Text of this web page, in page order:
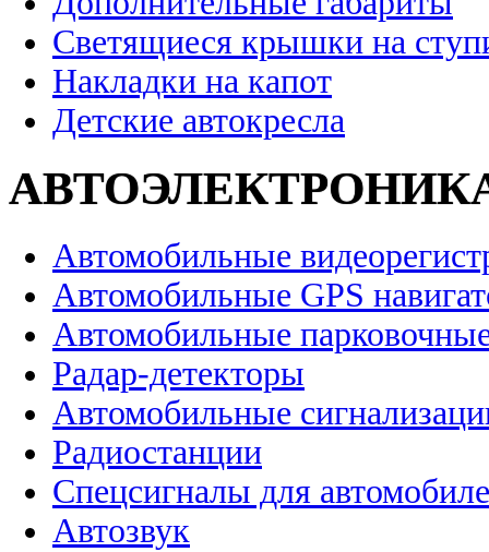
Светящиеся крышки на
Накладки на капот
Детские автокресла
Автомобильные
Автомобильные GPS
Автомобильные
Радар-детекторы
Автомобильные
Радиостанции
Спецсигналы для
Автозвук